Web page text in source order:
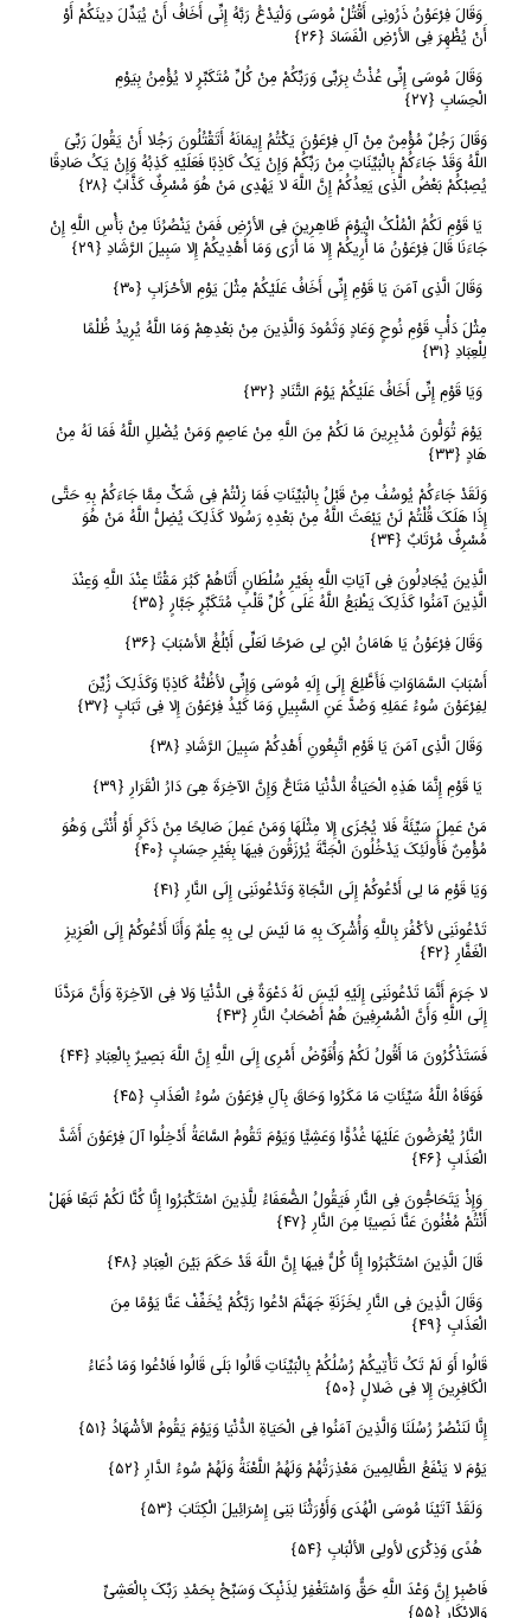
وَقَالَ فِرْعَوْنُ ذَرُونِی أَقْتُلْ مُوسَى وَلْیَدْعُ رَبَّهُ إِنِّی أَخَافُ أَنْ یُبَدِّلَ دِینَکُمْ أَوْ
أَنْ یُظْهِرَ فِی الأرْضِ الْفَسَادَ ﴿٢٦﴾
وَقَالَ مُوسَى إِنِّی عُذْتُ بِرَبِّی وَرَبِّکُمْ مِنْ کُلِّ مُتَکَبِّرٍ لا یُؤْمِنُ بِیَوْمِ
الْحِسَابِ ﴿٢٧﴾
وَقَالَ رَجُلٌ مُؤْمِنٌ مِنْ آلِ فِرْعَوْنَ یَکْتُمُ إِیمَانَهُ أَتَقْتُلُونَ رَجُلا أَنْ یَقُولَ رَبِّیَ
اللَّهُ وَقَدْ جَاءَکُمْ بِالْبَیِّنَاتِ مِنْ رَبِّکُمْ وَإِنْ یَکُ کَاذِبًا فَعَلَیْهِ کَذِبُهُ وَإِنْ یَکُ صَادِقًا
یُصِبْکُمْ بَعْضُ الَّذِی یَعِدُکُمْ إِنَّ اللَّهَ لا یَهْدِی مَنْ هُوَ مُسْرِفٌ کَذَّابٌ ﴿٢٨﴾
یَا قَوْمِ لَکُمُ الْمُلْکُ الْیَوْمَ ظَاهِرِینَ فِی الأرْضِ فَمَنْ یَنْصُرُنَا مِنْ بَأْسِ اللَّهِ إِنْ
جَاءَنَا قَالَ فِرْعَوْنُ مَا أُرِیکُمْ إِلا مَا أَرَى وَمَا أَهْدِیکُمْ إِلا سَبِیلَ الرَّشَادِ ﴿٢٩﴾
وَقَالَ الَّذِی آمَنَ یَا قَوْمِ إِنِّی أَخَافُ عَلَیْکُمْ مِثْلَ یَوْمِ الأحْزَابِ ﴿٣٠﴾
مِثْلَ دَأْبِ قَوْمِ نُوحٍ وَعَادٍ وَثَمُودَ وَالَّذِینَ مِنْ بَعْدِهِمْ وَمَا اللَّهُ یُرِیدُ ظُلْمًا
لِلْعِبَادِ ﴿٣١﴾
وَیَا قَوْمِ إِنِّی أَخَافُ عَلَیْکُمْ یَوْمَ التَّنَادِ ﴿٣٢﴾
یَوْمَ تُوَلُّونَ مُدْبِرِینَ مَا لَکُمْ مِنَ اللَّهِ مِنْ عَاصِمٍ وَمَنْ یُضْلِلِ اللَّهُ فَمَا لَهُ مِنْ
هَادٍ ﴿٣٣﴾
وَلَقَدْ جَاءَکُمْ یُوسُفُ مِنْ قَبْلُ بِالْبَیِّنَاتِ فَمَا زِلْتُمْ فِی شَکٍّ مِمَّا جَاءَکُمْ بِهِ حَتَّى
إِذَا هَلَکَ قُلْتُمْ لَنْ یَبْعَثَ اللَّهُ مِنْ بَعْدِهِ رَسُولا کَذَلِکَ یُضِلُّ اللَّهُ مَنْ هُوَ
مُسْرِفٌ مُرْتَابٌ ﴿٣٤﴾
الَّذِینَ یُجَادِلُونَ فِی آیَاتِ اللَّهِ بِغَیْرِ سُلْطَانٍ أَتَاهُمْ کَبُرَ مَقْتًا عِنْدَ اللَّهِ وَعِنْدَ
الَّذِینَ آمَنُوا کَذَلِکَ یَطْبَعُ اللَّهُ عَلَى کُلِّ قَلْبِ مُتَکَبِّرٍ جَبَّارٍ ﴿٣٥﴾
وَقَالَ فِرْعَوْنُ یَا هَامَانُ ابْنِ لِی صَرْحًا لَعَلِّی أَبْلُغُ الأسْبَابَ ﴿٣٦﴾
أَسْبَابَ السَّمَاوَاتِ فَأَطَّلِعَ إِلَى إِلَهِ مُوسَى وَإِنِّی لأظُنُّهُ کَاذِبًا وَکَذَلِکَ زُیِّنَ
لِفِرْعَوْنَ سُوءُ عَمَلِهِ وَصُدَّ عَنِ السَّبِیلِ وَمَا کَیْدُ فِرْعَوْنَ إِلا فِی تَبَابٍ ﴿٣٧﴾
وَقَالَ الَّذِی آمَنَ یَا قَوْمِ اتَّبِعُونِ أَهْدِکُمْ سَبِیلَ الرَّشَادِ ﴿٣٨﴾
یَا قَوْمِ إِنَّمَا هَذِهِ الْحَیَاةُ الدُّنْیَا مَتَاعٌ وَإِنَّ الآخِرَةَ هِیَ دَارُ الْقَرَارِ ﴿٣٩﴾
مَنْ عَمِلَ سَیِّئَةً فَلا یُجْزَى إِلا مِثْلَهَا وَمَنْ عَمِلَ صَالِحًا مِنْ ذَکَرٍ أَوْ أُنْثَى وَهُوَ
مُؤْمِنٌ فَأُولَئِکَ یَدْخُلُونَ الْجَنَّةَ یُرْزَقُونَ فِیهَا بِغَیْرِ حِسَابٍ ﴿٤٠﴾
وَیَا قَوْمِ مَا لِی أَدْعُوکُمْ إِلَى النَّجَاةِ وَتَدْعُونَنِی إِلَى النَّارِ ﴿٤١﴾
تَدْعُونَنِی لأکْفُرَ بِاللَّهِ وَأُشْرِکَ بِهِ مَا لَیْسَ لِی بِهِ عِلْمٌ وَأَنَا أَدْعُوکُمْ إِلَى الْعَزِیزِ
الْغَفَّارِ ﴿٤٢﴾
لا جَرَمَ أَنَّمَا تَدْعُونَنِی إِلَیْهِ لَیْسَ لَهُ دَعْوَةٌ فِی الدُّنْیَا وَلا فِی الآخِرَةِ وَأَنَّ مَرَدَّنَا
إِلَى اللَّهِ وَأَنَّ الْمُسْرِفِینَ هُمْ أَصْحَابُ النَّارِ ﴿٤٣﴾
فَسَتَذْکُرُونَ مَا أَقُولُ لَکُمْ وَأُفَوِّضُ أَمْرِی إِلَى اللَّهِ إِنَّ اللَّهَ بَصِیرٌ بِالْعِبَادِ ﴿٤٤﴾
فَوَقَاهُ اللَّهُ سَیِّئَاتِ مَا مَکَرُوا وَحَاقَ بِآلِ فِرْعَوْنَ سُوءُ الْعَذَابِ ﴿٤٥﴾
النَّارُ یُعْرَضُونَ عَلَیْهَا غُدُوًّا وَعَشِیًّا وَیَوْمَ تَقُومُ السَّاعَةُ أَدْخِلُوا آلَ فِرْعَوْنَ أَشَدَّ
الْعَذَابِ ﴿٤٦﴾
وَإِذْ یَتَحَاجُّونَ فِی النَّارِ فَیَقُولُ الضُّعَفَاءُ لِلَّذِینَ اسْتَکْبَرُوا إِنَّا کُنَّا لَکُمْ تَبَعًا فَهَلْ
أَنْتُمْ مُغْنُونَ عَنَّا نَصِیبًا مِنَ النَّارِ ﴿٤٧﴾
قَالَ الَّذِینَ اسْتَکْبَرُوا إِنَّا کُلٌّ فِیهَا إِنَّ اللَّهَ قَدْ حَکَمَ بَیْنَ الْعِبَادِ ﴿٤٨﴾
وَقَالَ الَّذِینَ فِی النَّارِ لِخَزَنَةِ جَهَنَّمَ ادْعُوا رَبَّکُمْ یُخَفِّفْ عَنَّا یَوْمًا مِنَ
الْعَذَابِ ﴿٤٩﴾
قَالُوا أَوَ لَمْ تَکُ تَأْتِیکُمْ رُسُلُکُمْ بِالْبَیِّنَاتِ قَالُوا بَلَى قَالُوا فَادْعُوا وَمَا دُعَاءُ
الْکَافِرِینَ إِلا فِی ضَلالٍ ﴿٥٠﴾
إِنَّا لَنَنْصُرُ رُسُلَنَا وَالَّذِینَ آمَنُوا فِی الْحَیَاةِ الدُّنْیَا وَیَوْمَ یَقُومُ الأشْهَادُ ﴿٥١﴾
یَوْمَ لا یَنْفَعُ الظَّالِمِینَ مَعْذِرَتُهُمْ وَلَهُمُ اللَّعْنَةُ وَلَهُمْ سُوءُ الدَّارِ ﴿٥٢﴾
وَلَقَدْ آتَیْنَا مُوسَى الْهُدَى وَأَوْرَثْنَا بَنِی إِسْرَائِیلَ الْکِتَابَ ﴿٥٣﴾
هُدًى وَذِکْرَى لأولِی الألْبَابِ ﴿٥٤﴾
فَاصْبِرْ إِنَّ وَعْدَ اللَّهِ حَقٌّ وَاسْتَغْفِرْ لِذَنْبِکَ وَسَبِّحْ بِحَمْدِ رَبِّکَ بِالْعَشِیِّ